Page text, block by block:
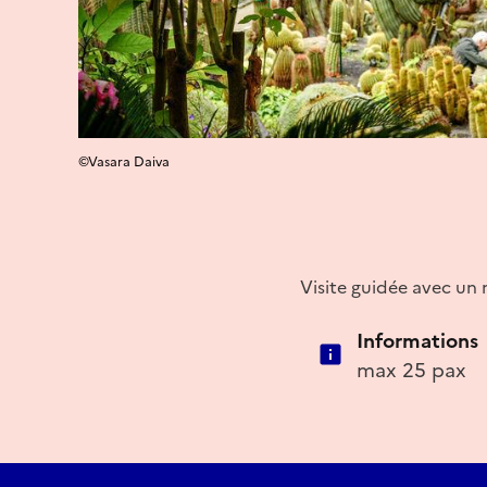
©Vasara Daiva
Visite guidée avec
Informations
max 25 pax